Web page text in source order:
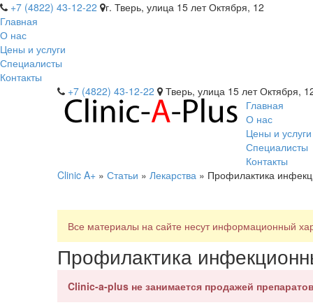
+7 (4822) 43-12-22
г. Тверь, улица 15 лет Октября, 12
Главная
О нас
Цены и услуги
Специалисты
Контакты
+7 (4822) 43-12-22
Тверь, улица 15 лет Октября,
Главная
О нас
Цены и услуги
Специалисты
Контакты
Clinic A+ » Статьи » Лекарства » Профилактика
Все материалы на сайте несут информационный
Профилактика
Clinic-a-plus не занимается продажей